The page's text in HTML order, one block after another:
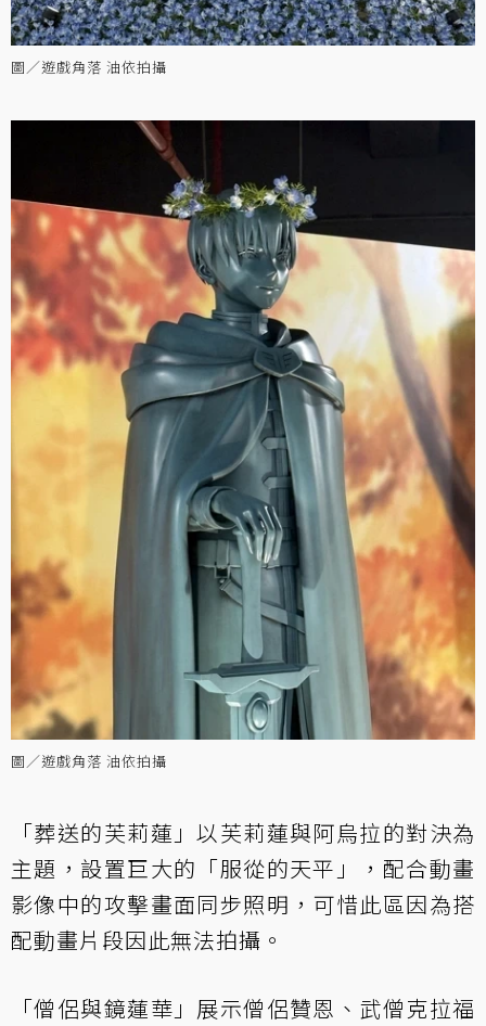
圖／遊戲角落 油依拍攝
圖／遊戲角落 油依拍攝
「葬送的芙莉蓮」以芙莉蓮與阿烏拉的對決為
主題，設置巨大的「服從的天平」，配合動畫
影像中的攻擊畫面同步照明，可惜此區因為搭
配動畫片段因此無法拍攝。
「僧侶與鏡蓮華」展示僧侶贊恩、武僧克拉福